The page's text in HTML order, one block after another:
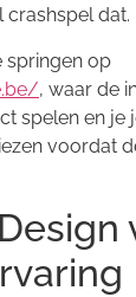
crashspel dat.
springen op
, waar de
spelen en je
voordat